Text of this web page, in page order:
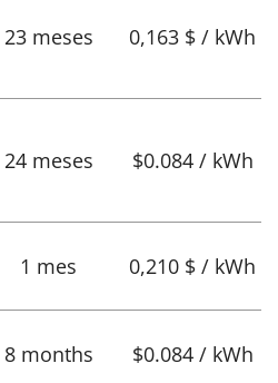
23 meses 0,163 $ / kWh
24 meses $0.084 / kWh
1 mes 0,210 $ / kWh
8 months $0.084 / kWh